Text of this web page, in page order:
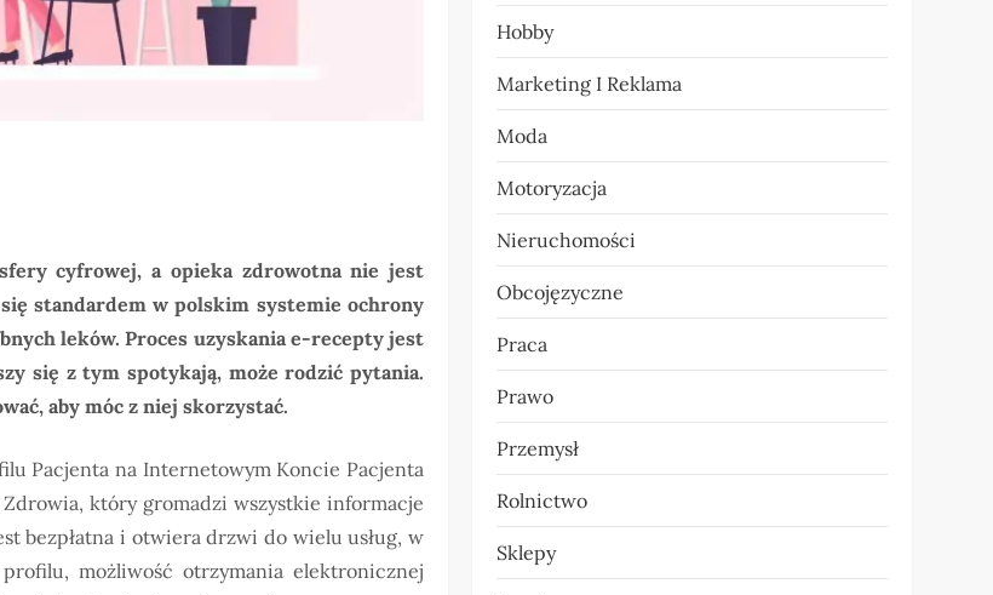
cyfrowej, a opieka zdrowotna nie jest
standardem w polskim systemie ochrony
leków. Proces uzyskania e-recepty jest
się z tym spotykają, może rodzić pytania.
aby móc z niej skorzystać.
Pacjenta na Internetowym Koncie Pacjenta
który gromadzi wszystkie informacje
bezpłatna i otwiera drzwi do wielu usług, w
możliwość otrzymania elektronicznej
Hobby
Marketing I Reklama
Moda
Motoryzacja
Nieruchomości
Obcojęzyczne
Praca
Prawo
Przemysł
Rolnictwo
Sklepy